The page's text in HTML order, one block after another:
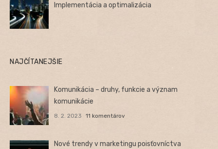
Implementácia a optimalizácia
NAJČÍTANEJŠIE
Komunikácia – druhy, funkcie a význam
komunikácie
8. 2. 2023 11 komentárov
Nové trendy v marketingu poisťovníctva